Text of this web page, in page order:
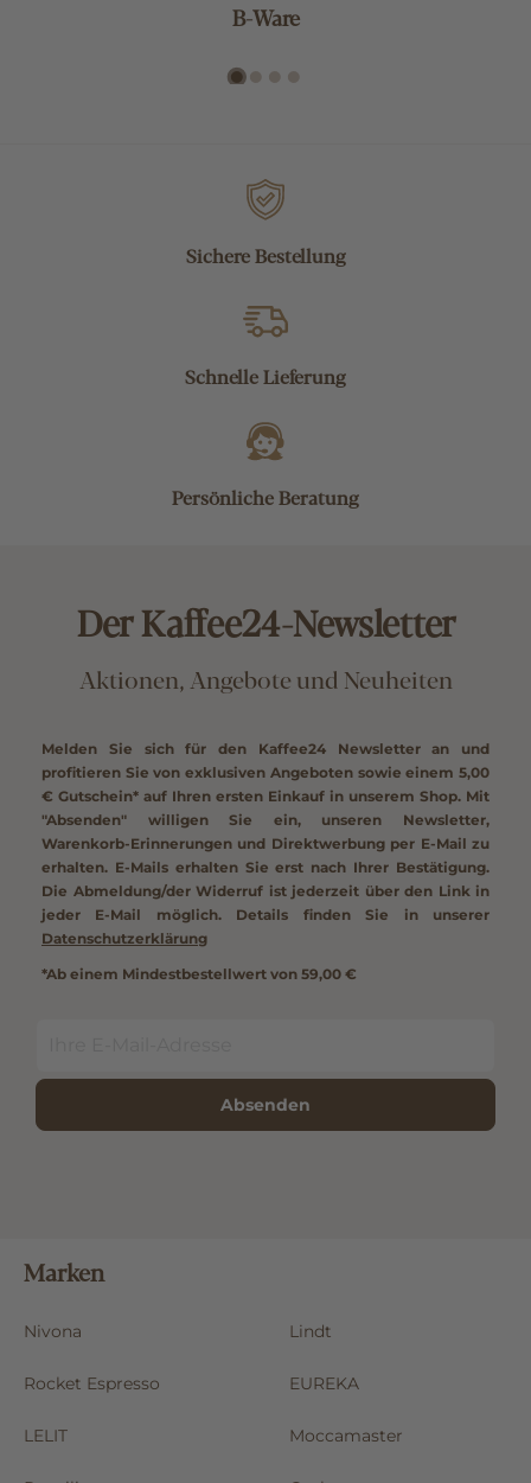
B-Ware
Sichere Bestellung
Schnelle Lieferung
Persönliche Beratung
Der Kaffee24-Newsletter
Aktionen, Angebote und Neuheiten
Melden Sie sich für den Kaffee24 Newsletter an und
profitieren Sie von exklusiven Angeboten sowie einem 5,00
€ Gutschein* auf Ihren ersten Einkauf in unserem Shop. Mit
"Absenden" willigen Sie ein, unseren Newsletter,
Warenkorb-Erinnerungen und Direktwerbung per E-Mail zu
erhalten. E-Mails erhalten Sie erst nach Ihrer Bestätigung.
Die Abmeldung/der Widerruf ist jederzeit über den Link in
jeder E-Mail möglich. Details finden Sie in unserer
Datenschutzerklärung
*Ab einem Mindestbestellwert von 59,00 €
Absenden
Marken
Nivona Lindt
Rocket Espresso EUREKA
LELIT Moccamaster